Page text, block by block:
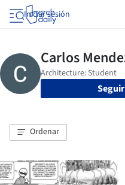
Iniciar sesión
Seguir
Ordenar